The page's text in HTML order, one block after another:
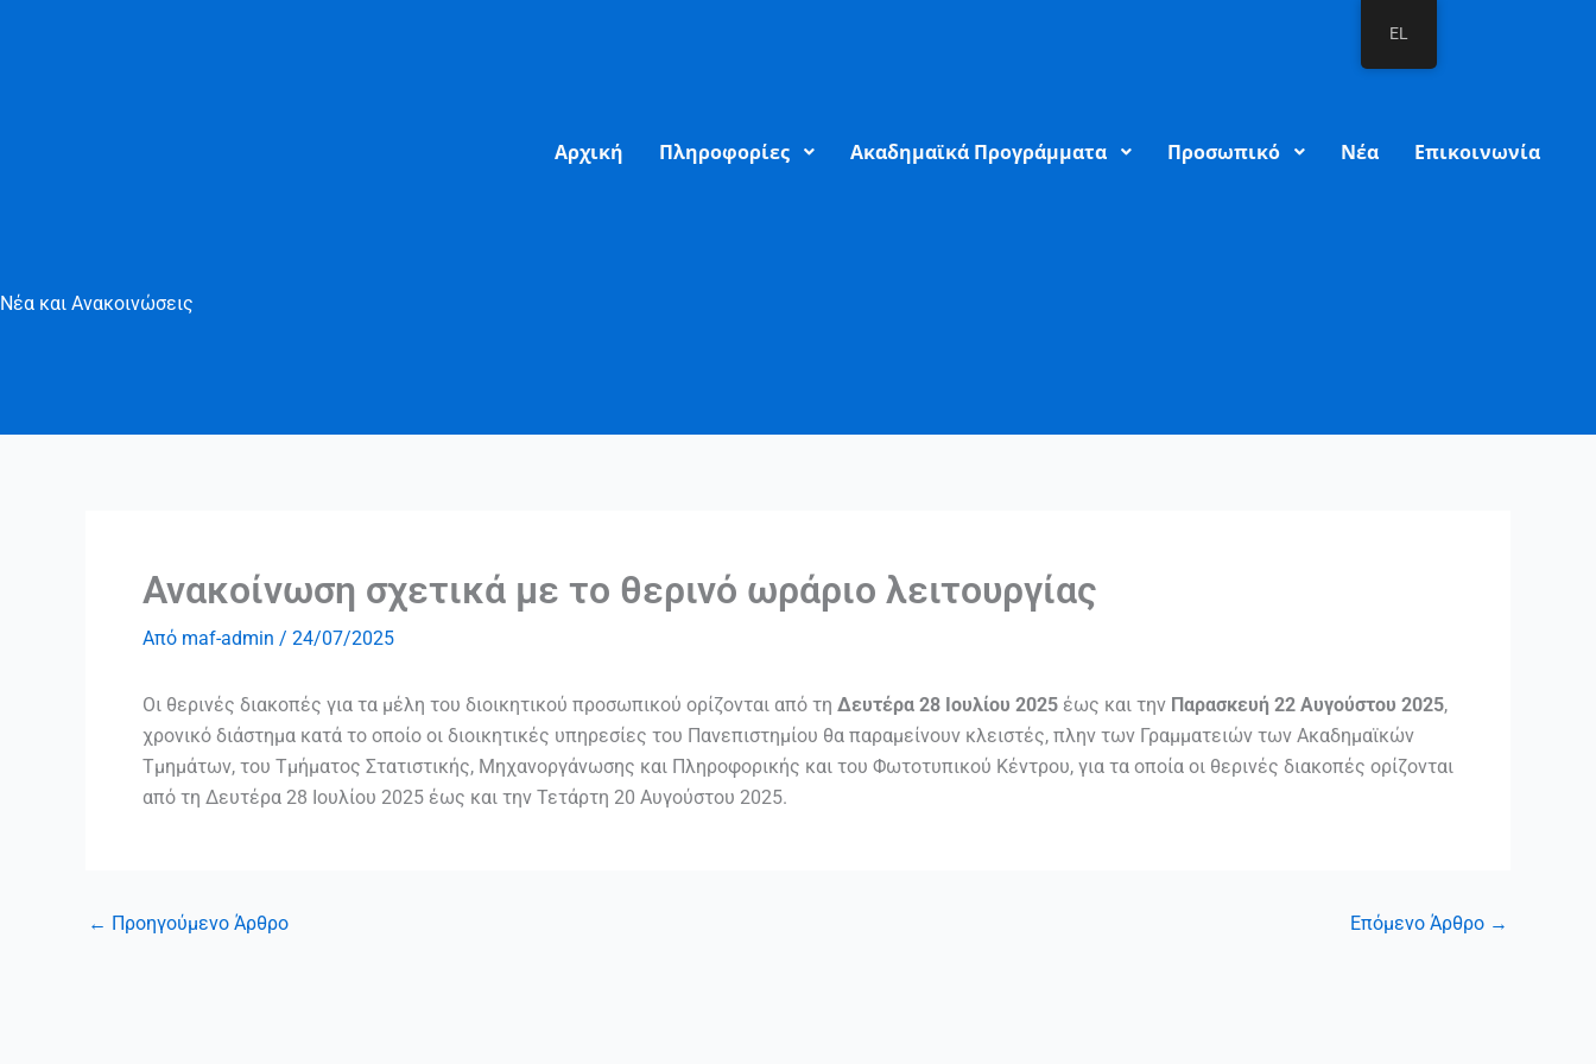
Νέα και Ανακοινώσεις
Αρχική Πληροφορίες Ακαδημαϊκά Προγράμματα Προσωπικό Νέα Επικοινωνία
Ανακοίνωση σχετικά με το θερινό ωράριο λειτουργίας
Από maf-admin / 24/07/2025
Οι θερινές διακοπές για τα μέλη του διοικητικού προσωπικού ορίζονται από τη Δευτέρα 28 Ιουλίου 2025 έως και την Παρασκευή 22 Αυγούστου 2025,
χρονικό διάστημα κατά το οποίο οι διοικητικές υπηρεσίες του Πανεπιστημίου θα παραμείνουν κλειστές, πλην των Γραμματειών των Ακαδημαϊκών
Τμημάτων, του Τμήματος Στατιστικής, Μηχανοργάνωσης και Πληροφορικής και του Φωτοτυπικού Κέντρου, για τα οποία οι θερινές διακοπές ορίζονται
από τη Δευτέρα 28 Ιουλίου 2025 έως και την Τετάρτη 20 Αυγούστου 2025.
← Προηγούμενο Άρθρο Επόμενο Άρθρο →
EL